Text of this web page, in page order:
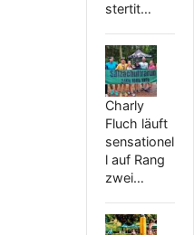
stertit…
Charly
Fluch läuft
sensationel
l auf Rang
zwei…